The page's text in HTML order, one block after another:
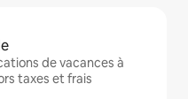
de vacances à
taxes et frais